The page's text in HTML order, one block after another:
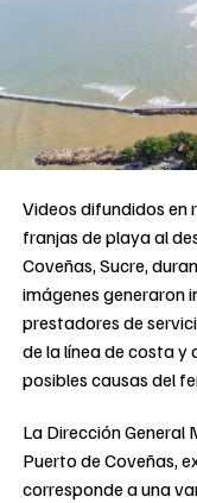
Videos difundidos en
franjas de playa al
Coveñas, Sucre,
imágenes generaron
prestadores de
de la línea de costa y
posibles causas del
La Dirección
Puerto de Coveñas,
corresponde a una